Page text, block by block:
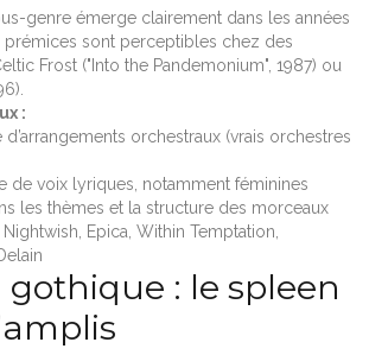
genre émerge clairement dans les années
prémices sont perceptibles chez des
Frost ("Into the Pandemonium", 1987) ou
:
d’arrangements orchestraux (vrais orchestres
de voix lyriques, notamment féminines
les thèmes et la structure des morceaux
Nightwish, Epica, Within Temptation,
gothique : le spleen